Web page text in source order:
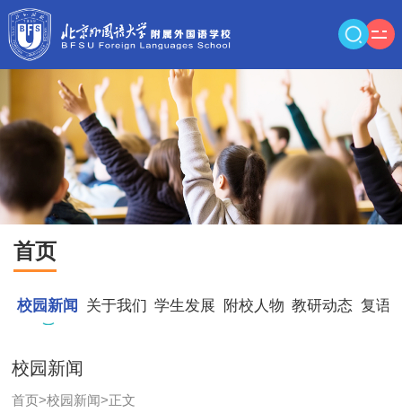
首页
校园新闻 关于我们 学生发展 附校人物 教研动态 复语
校园新闻
首页>校园新闻>正文